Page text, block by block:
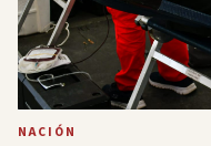
NACIÓN